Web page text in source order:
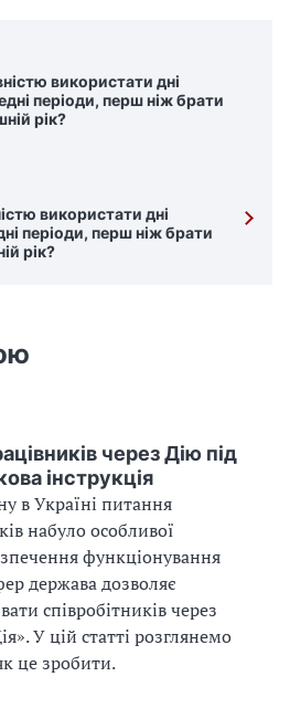
використати дні
періоди, перш ніж брати
рік?
використати дні
періоди, перш ніж брати
рік?
через Дію під
інструкція
в Україні питання
набуло особливої
функціонування
держава дозволяє
співробітників через
У цій статті розглянемо
це зробити.